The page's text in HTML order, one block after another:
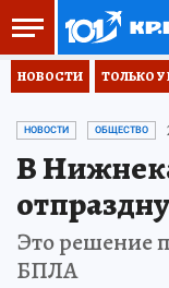
НОВОСТИ ТОЛЬКО У
НОВОСТИ ОБЩЕСТВО
В
Это решение
БПЛА